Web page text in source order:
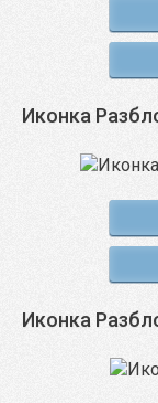
Иконка
Иконка